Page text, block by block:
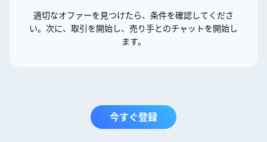
適切なオファーを見つけたら、条件を確認してくださ
い。次に、取引を開始し、売り手とのチャットを開始し
ます。
今すぐ登録